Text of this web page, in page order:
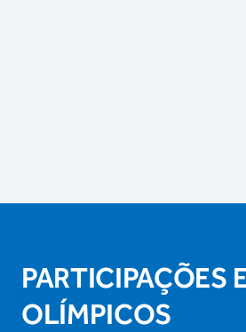
PARTICIPAÇÕES
OLÍMPICOS